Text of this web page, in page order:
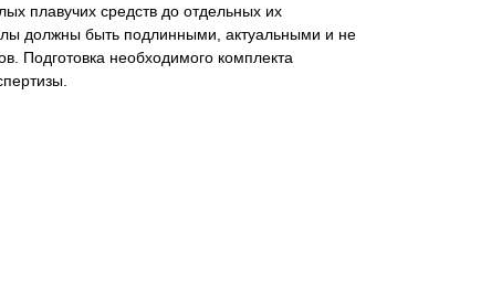
плавучих средств до отдельных их
должны быть подлинными, актуальными и не
Подготовка необходимого комплекта